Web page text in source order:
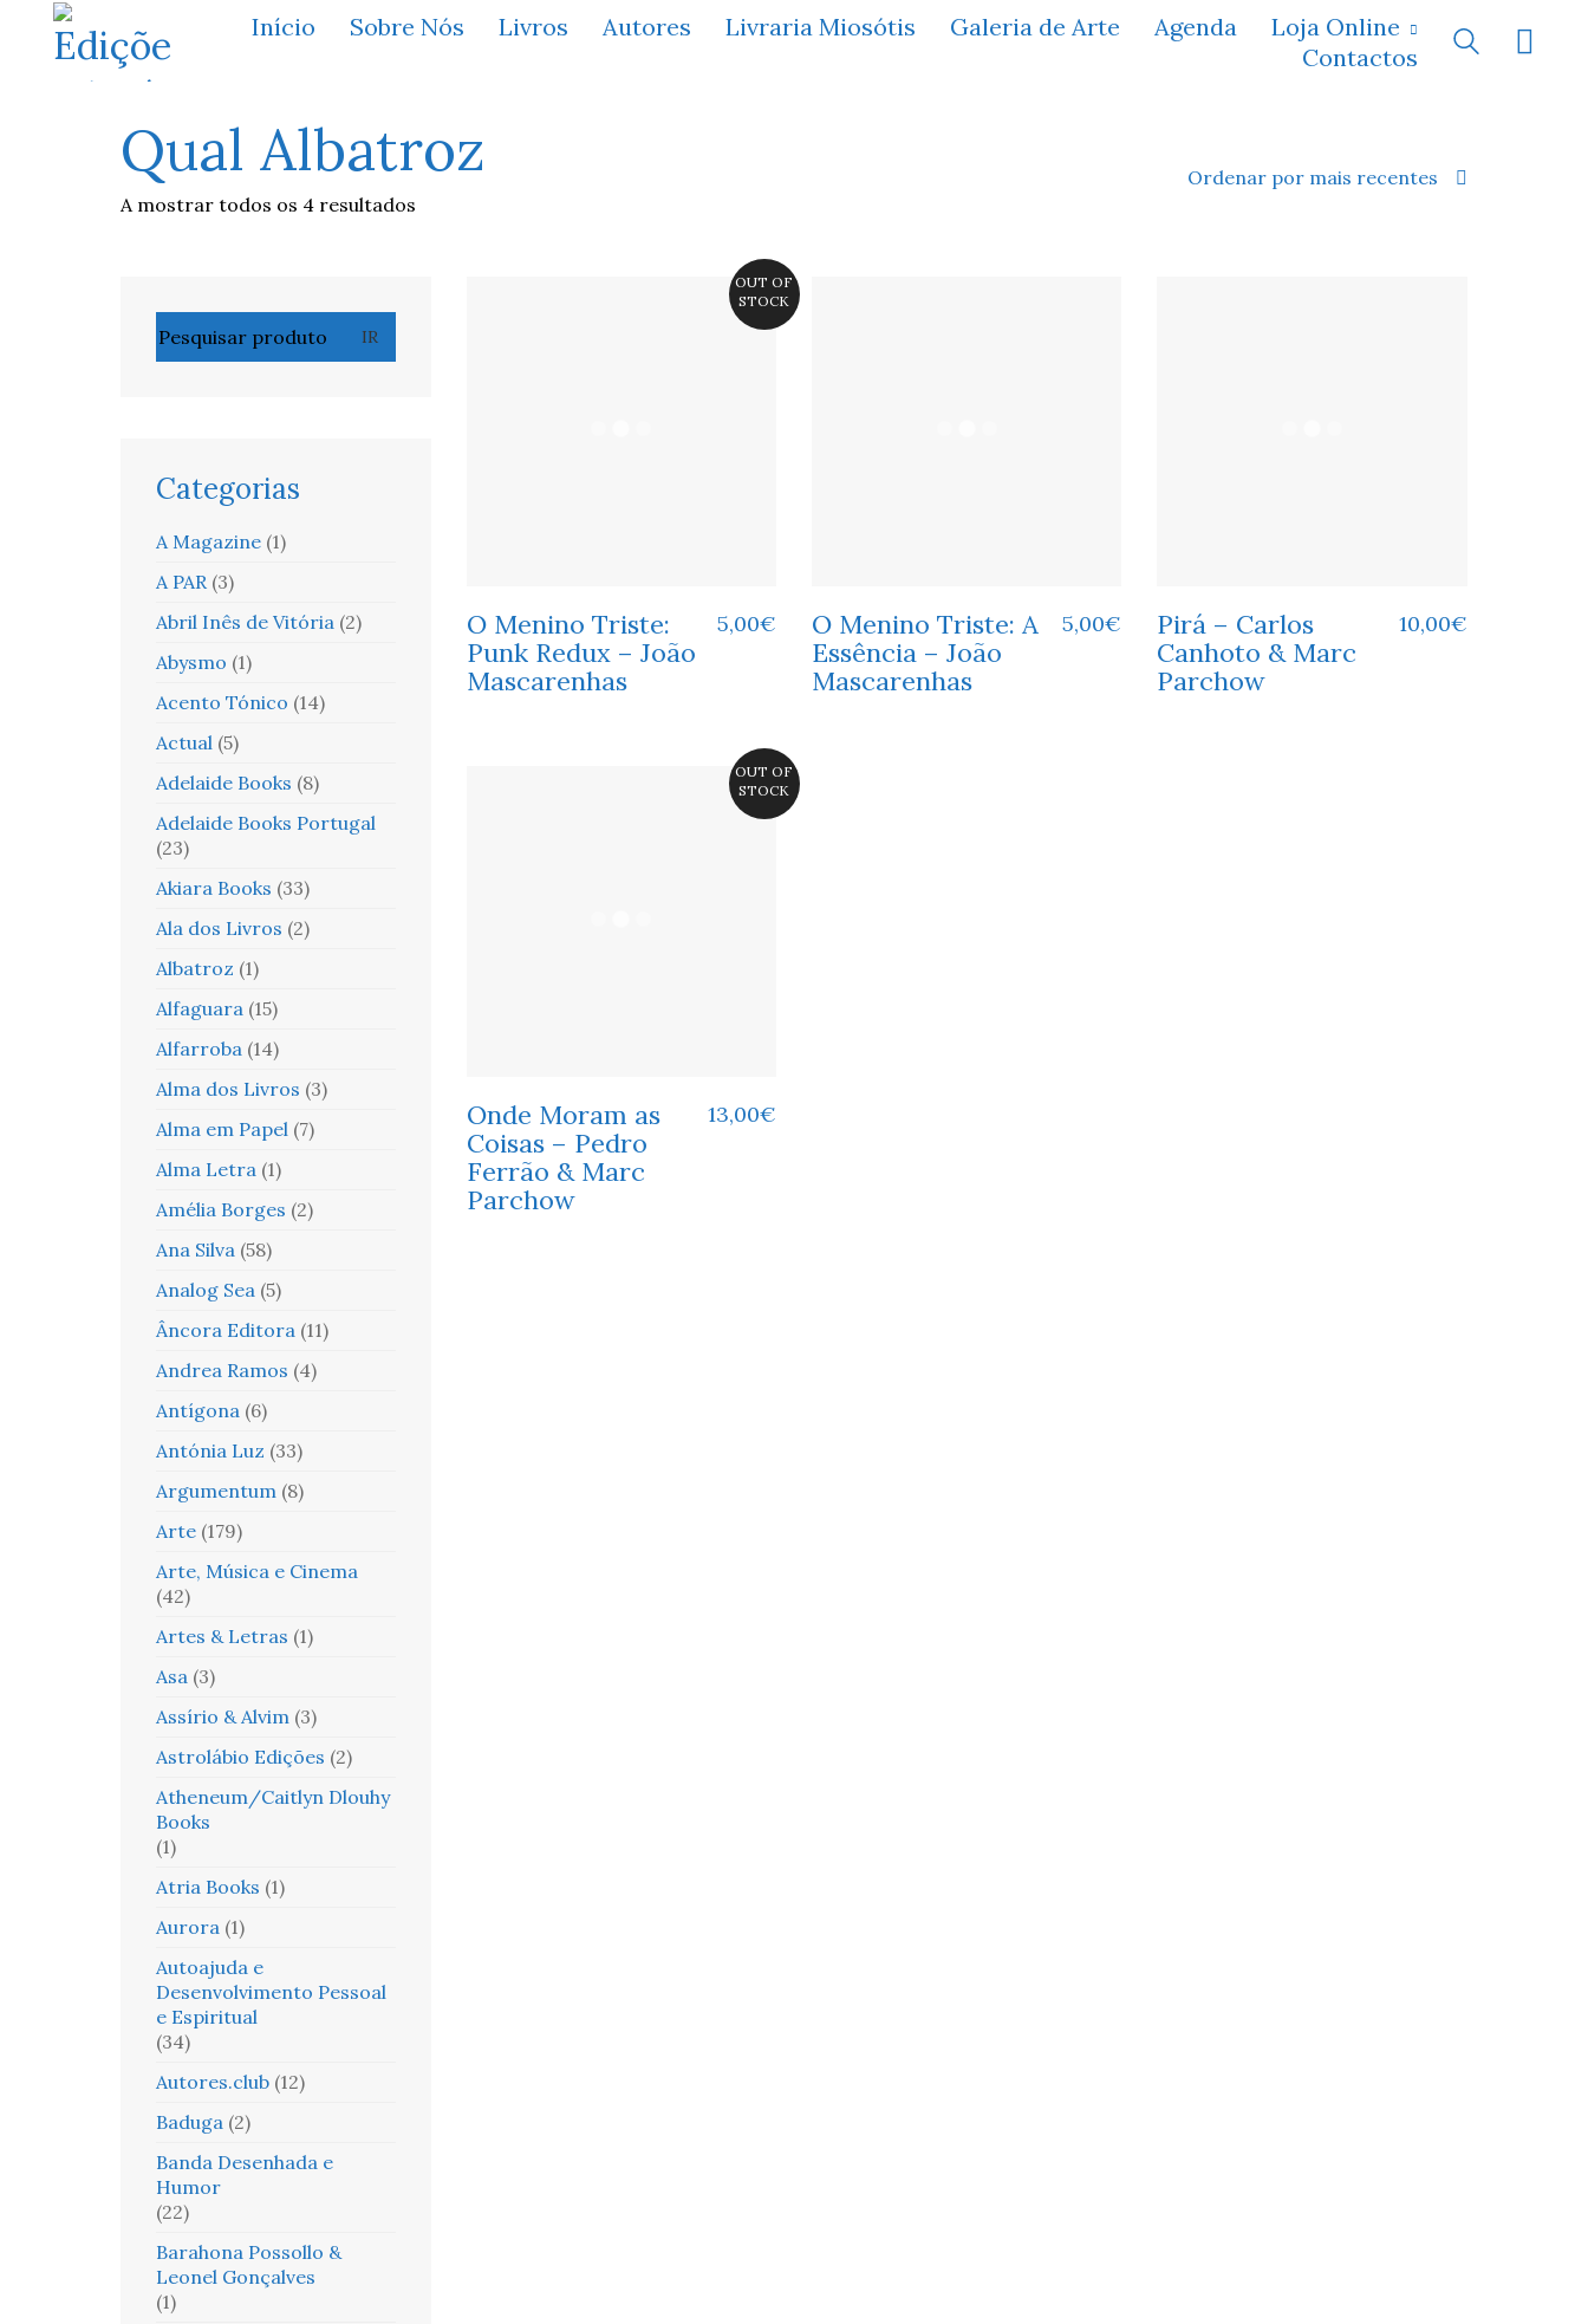
Início Sobre Nós Livros Autores Livraria Miosótis Galeria de Arte Agenda
Loja Online
Contactos
Qual Albatroz
A mostrar todos os 4 resultados
Ordenar por mais recentes
OUT OF
STOCK
O Menino Triste:
Punk Redux – João
Mascarenhas
5,00€
O Menino Triste: A
Essência – João
Mascarenhas
5,00€
Pirá – Carlos
Canhoto & Marc
Parchow
10,00€
OUT OF
STOCK
Onde Moram as
Coisas – Pedro
Ferrão & Marc
Parchow
13,00€
por:
IR
Categorias
A Magazine (1)
A PAR (3)
Abril Inês de Vitória (2)
Abysmo (1)
Acento Tónico (14)
Actual (5)
Adelaide Books (8)
Adelaide Books Portugal
(23)
Akiara Books (33)
Ala dos Livros (2)
Albatroz (1)
Alfaguara (15)
Alfarroba (14)
Alma dos Livros (3)
Alma em Papel (7)
Alma Letra (1)
Amélia Borges (2)
Ana Silva (58)
Analog Sea (5)
Âncora Editora (11)
Andrea Ramos (4)
Antígona (6)
Antónia Luz (33)
Argumentum (8)
Arte (179)
Arte, Música e Cinema
(42)
Artes & Letras (1)
Asa (3)
Assírio & Alvim (3)
Astrolábio Edições (2)
Atheneum/Caitlyn Dlouhy
Books
(1)
Atria Books (1)
Aurora (1)
Autoajuda e
Desenvolvimento Pessoal
e Espiritual
(34)
Autores.club (12)
Baduga (2)
Banda Desenhada e
Humor
(22)
Barahona Possollo &
Leonel Gonçalves
(1)